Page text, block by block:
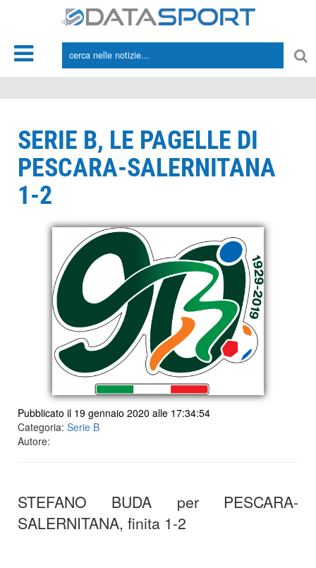
SERIE B, LE PAGELLE DI
PESCARA-SALERNITANA
1-2
Pubblicato il 19 gennaio 2020 alle 17:34:54
Categoria: Serie B
Autore:
STEFANO BUDA per PESCARA-
SALERNITANA, finita 1-2